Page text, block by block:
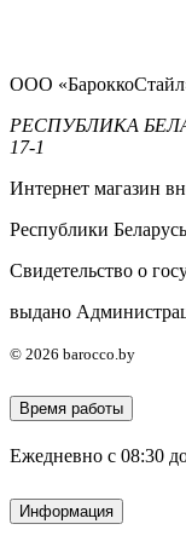
ООО
РЕСПУБЛИКА
17-1
Интернет магазин
Республики
Свидетельство о
выдано
© 2026 barocco.by
Время работы
Ежедневно с 08:30
Информация